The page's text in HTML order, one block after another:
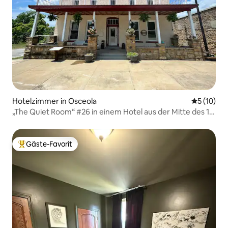
Hotelzimmer in Osceola
5 (10)
„The Quiet Room“ #26 in einem Hotel aus der Mitte des 19.
Beliebter Gäste-Favorit.
Gäste-Favorit